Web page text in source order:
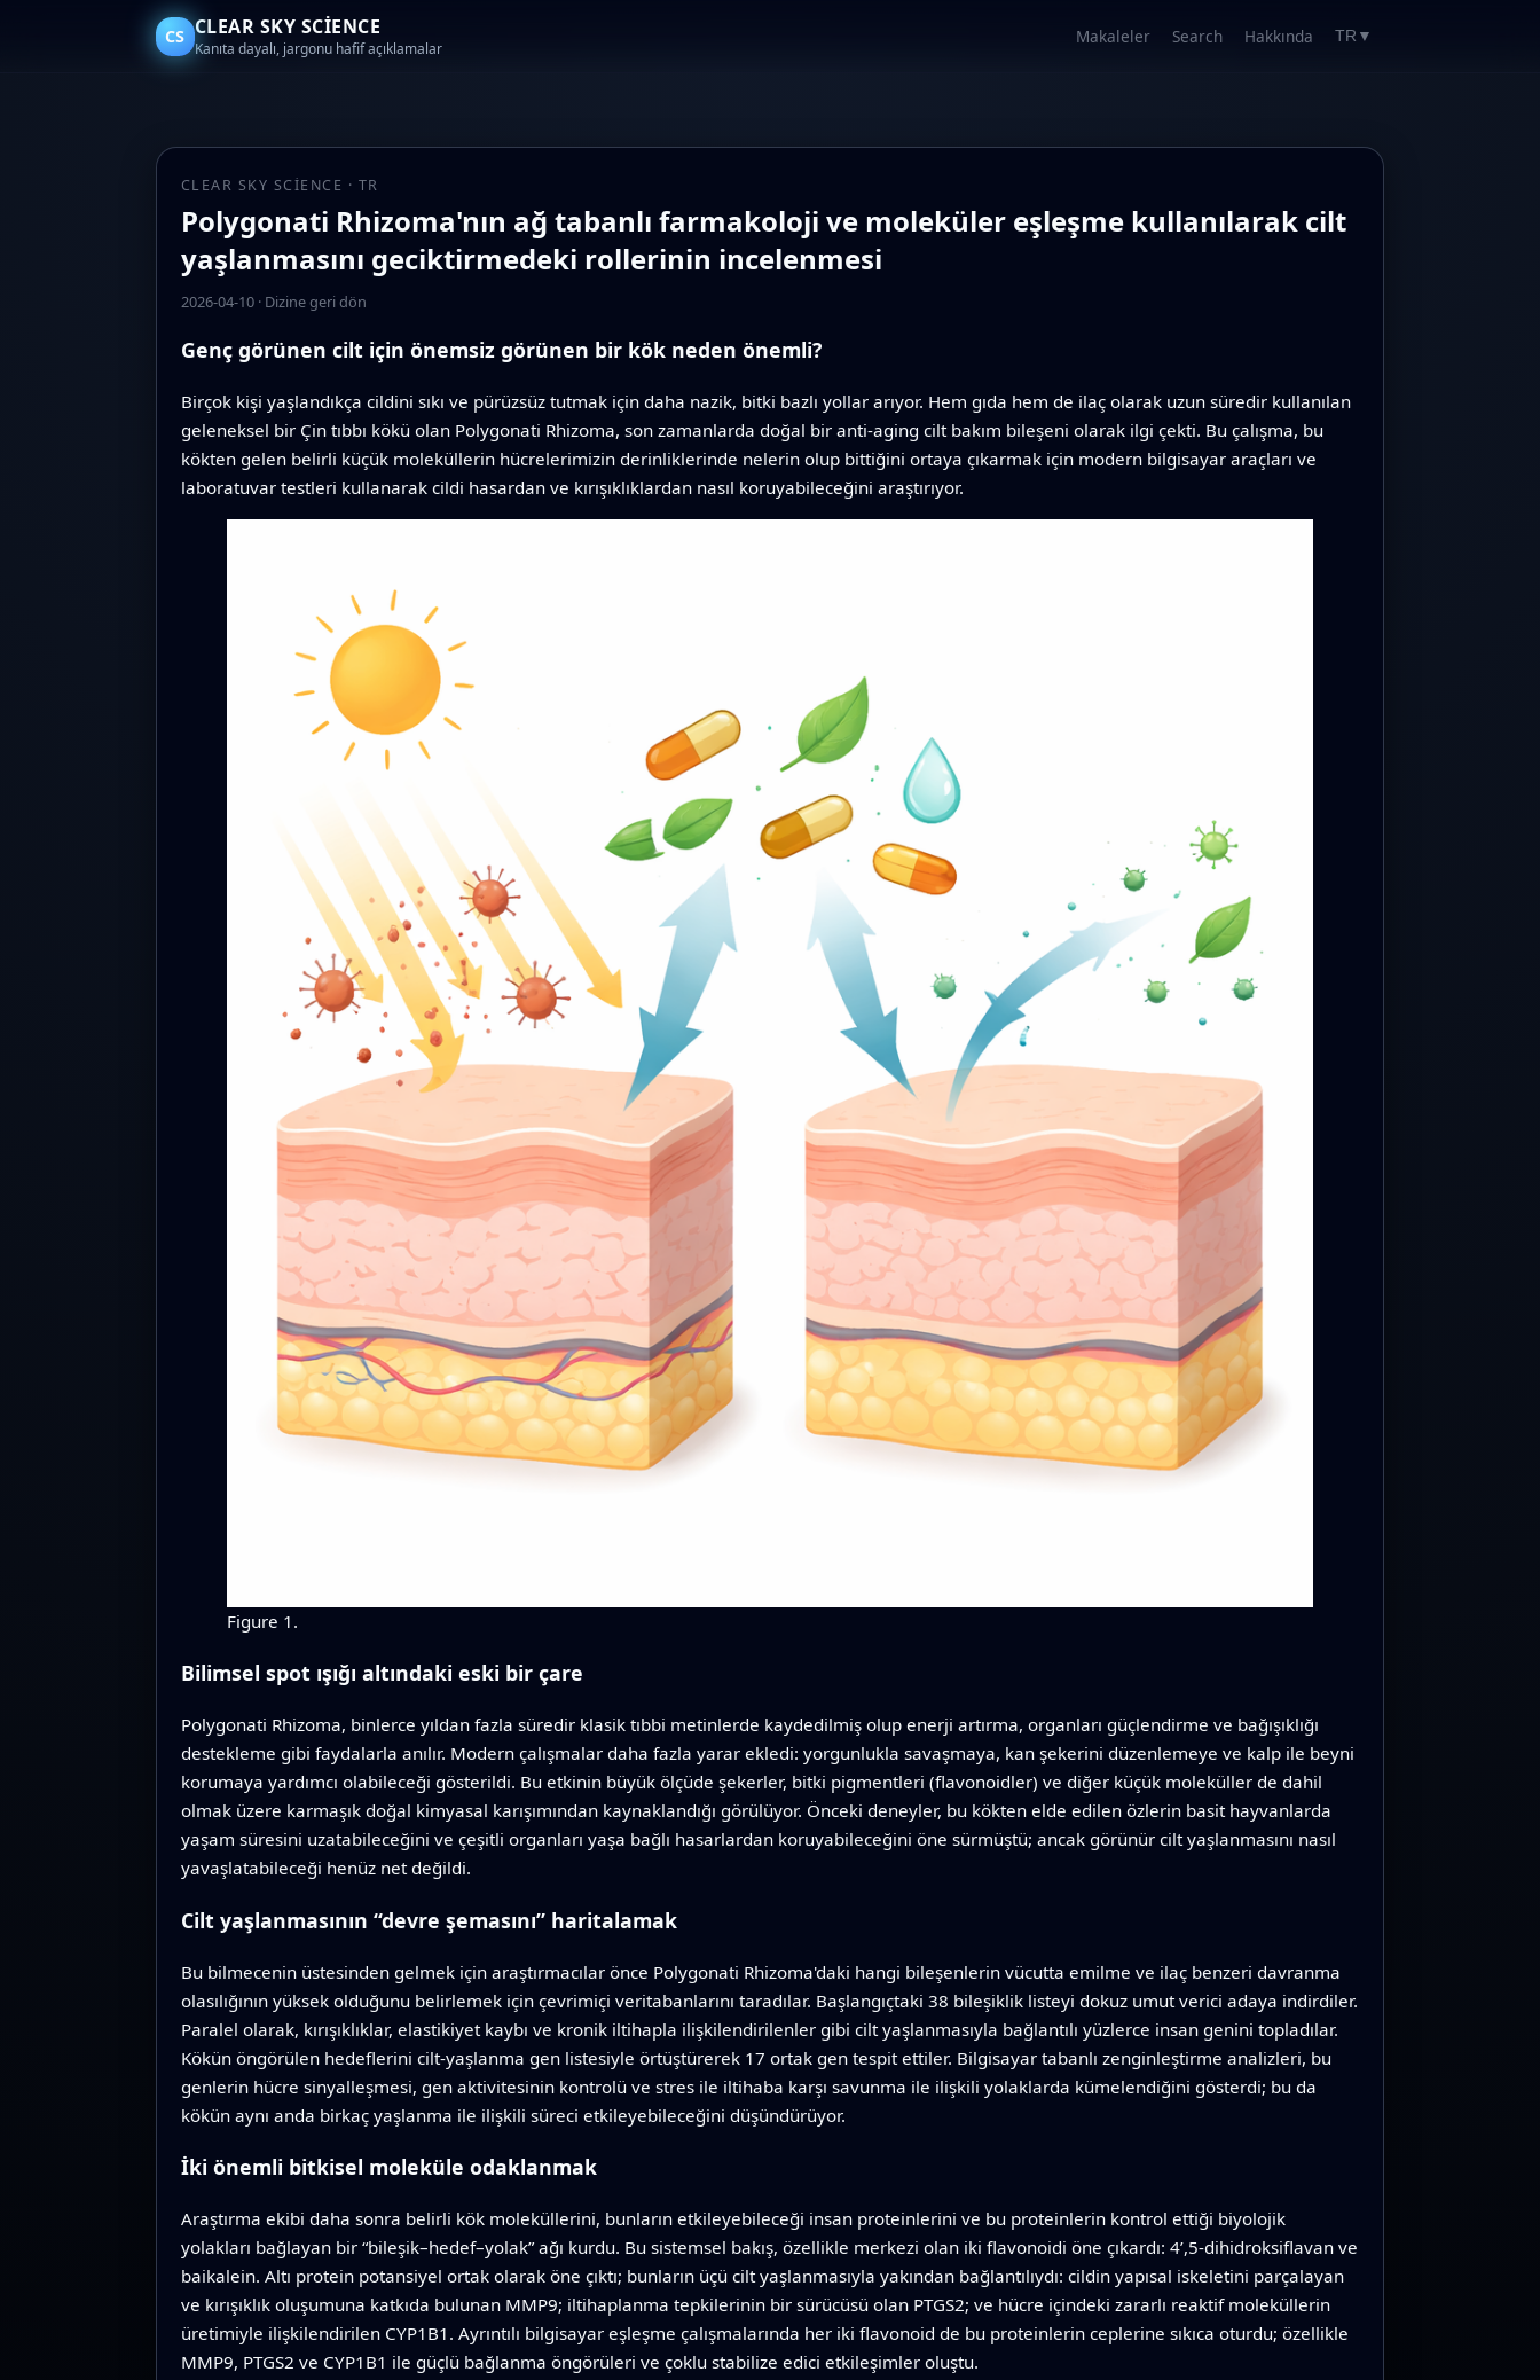
CS CLEAR SKY SCIENCE
Kanıta dayalı, jargonu hafif açıklamalar
Makaleler Search Hakkında TR ▼
CLEAR SKY SCIENCE · TR
Polygonati Rhizoma'nın ağ tabanlı farmakoloji ve moleküler eşleşme kullanılarak cilt
yaşlanmasını geciktirmedeki rollerinin incelenmesi
2026-04-10· Dizine geri dön
Genç görünen cilt için önemsiz görünen bir kök neden önemli?
Birçok kişi yaşlandıkça cildini sıkı ve pürüzsüz tutmak için daha nazik, bitki bazlı yollar arıyor. Hem gıda hem de ilaç olarak uzun süredir kullanılan
geleneksel bir Çin tıbbı kökü olan Polygonati Rhizoma, son zamanlarda doğal bir anti-aging cilt bakım bileşeni olarak ilgi çekti. Bu çalışma, bu
kökten gelen belirli küçük moleküllerin hücrelerimizin derinliklerinde nelerin olup bittiğini ortaya çıkarmak için modern bilgisayar araçları ve
laboratuvar testleri kullanarak cildi hasardan ve kırışıklıklardan nasıl koruyabileceğini araştırıyor.
Figure 1.
Bilimsel spot ışığı altındaki eski bir çare
Polygonati Rhizoma, binlerce yıldan fazla süredir klasik tıbbi metinlerde kaydedilmiş olup enerji artırma, organları güçlendirme ve bağışıklığı
destekleme gibi faydalarla anılır. Modern çalışmalar daha fazla yarar ekledi: yorgunlukla savaşmaya, kan şekerini düzenlemeye ve kalp ile beyni
korumaya yardımcı olabileceği gösterildi. Bu etkinin büyük ölçüde şekerler, bitki pigmentleri (flavonoidler) ve diğer küçük moleküller de dahil
olmak üzere karmaşık doğal kimyasal karışımından kaynaklandığı görülüyor. Önceki deneyler, bu kökten elde edilen özlerin basit hayvanlarda
yaşam süresini uzatabileceğini ve çeşitli organları yaşa bağlı hasarlardan koruyabileceğini öne sürmüştü; ancak görünür cilt yaşlanmasını nasıl
yavaşlatabileceği henüz net değildi.
Cilt yaşlanmasının “devre şemasını” haritalamak
Bu bilmecenin üstesinden gelmek için araştırmacılar önce Polygonati Rhizoma'daki hangi bileşenlerin vücutta emilme ve ilaç benzeri davranma
olasılığının yüksek olduğunu belirlemek için çevrimiçi veritabanlarını taradılar. Başlangıçtaki 38 bileşiklik listeyi dokuz umut verici adaya indirdiler.
Paralel olarak, kırışıklıklar, elastikiyet kaybı ve kronik iltihapla ilişkilendirilenler gibi cilt yaşlanmasıyla bağlantılı yüzlerce insan genini topladılar.
Kökün öngörülen hedeflerini cilt-yaşlanma gen listesiyle örtüştürerek 17 ortak gen tespit ettiler. Bilgisayar tabanlı zenginleştirme analizleri, bu
genlerin hücre sinyalleşmesi, gen aktivitesinin kontrolü ve stres ile iltihaba karşı savunma ile ilişkili yolaklarda kümelendiğini gösterdi; bu da
kökün aynı anda birkaç yaşlanma ile ilişkili süreci etkileyebileceğini düşündürüyor.
İki önemli bitkisel moleküle odaklanmak
Araştırma ekibi daha sonra belirli kök moleküllerini, bunların etkileyebileceği insan proteinlerini ve bu proteinlerin kontrol ettiği biyolojik
yolakları bağlayan bir “bileşik–hedef–yolak” ağı kurdu. Bu sistemsel bakış, özellikle merkezi olan iki flavonoidi öne çıkardı: 4’,5-dihidroksiflavan ve
baikalein. Altı protein potansiyel ortak olarak öne çıktı; bunların üçü cilt yaşlanmasıyla yakından bağlantılıydı: cildin yapısal iskeletini parçalayan
ve kırışıklık oluşumuna katkıda bulunan MMP9; iltihaplanma tepkilerinin bir sürücüsü olan PTGS2; ve hücre içindeki zararlı reaktif moleküllerin
üretimiyle ilişkilendirilen CYP1B1. Ayrıntılı bilgisayar eşleşme çalışmalarında her iki flavonoid de bu proteinlerin ceplerine sıkıca oturdu; özellikle
MMP9, PTGS2 ve CYP1B1 ile güçlü bağlanma öngörüleri ve çoklu stabilize edici etkileşimler oluştu.